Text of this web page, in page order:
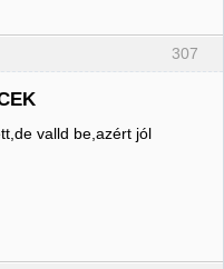
307
valld be,azért jól